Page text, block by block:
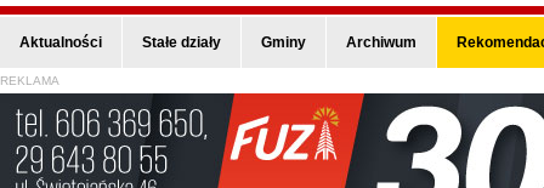
Aktualności Stałe działy Gminy Archiwum
REKLAMA